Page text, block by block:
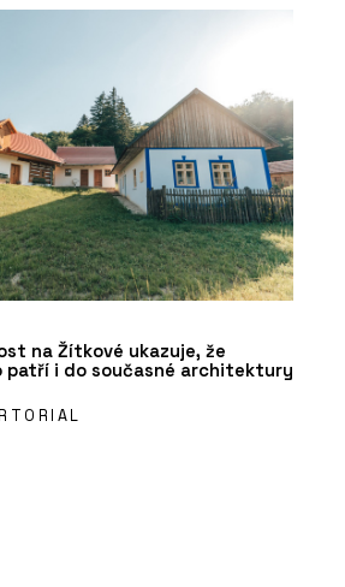
na Žítkové ukazuje, že
patří i do současné architektury